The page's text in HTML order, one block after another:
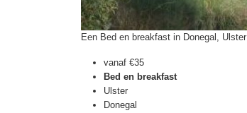
Een Bed en breakfast in Donegal, Ulster
vanaf €35
Bed en breakfast
Ulster
Donegal